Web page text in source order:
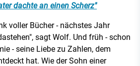
dachte an einen Scherz"
voller Bücher - nächstes Jahr
sagt Wolf. Und früh - schon
- seine Liebe zu Zahlen, dem
hat. Wie der Sohn einer